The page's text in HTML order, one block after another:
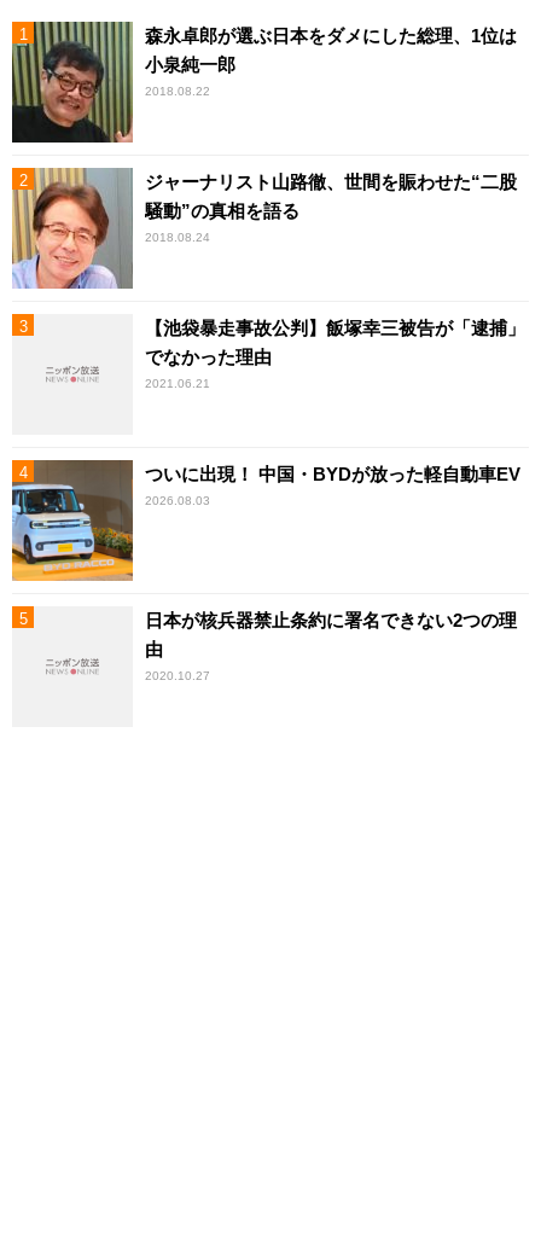
森永卓郎が選ぶ日本をダメにした総理、1位は
小泉純一郎
2018.08.22
ジャーナリスト山路徹、世間を賑わせた“二股
騒動”の真相を語る
2018.08.24
【池袋暴走事故公判】飯塚幸三被告が「逮捕」
でなかった理由
2021.06.21
ついに出現！ 中国・BYDが放った軽自動車EV
2026.08.03
日本が核兵器禁止条約に署名できない2つの理
由
2020.10.27